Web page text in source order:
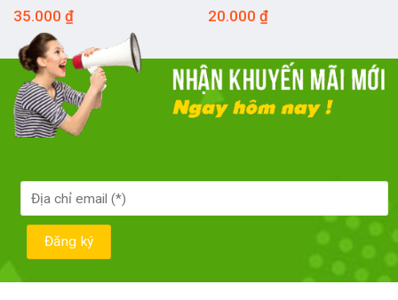
35.000 ₫ 20.000 ₫